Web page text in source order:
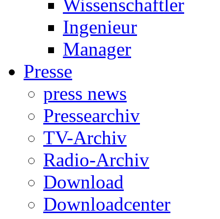
Wissenschaftler
Ingenieur
Manager
Presse
press news
Pressearchiv
TV-Archiv
Radio-Archiv
Download
Downloadcenter